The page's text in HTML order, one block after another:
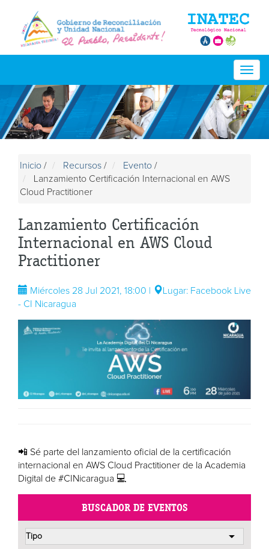
Inicio / Recursos / Evento /
Cloud Practitioner
Lanzamiento Certificación
Internacional en AWS Cloud
Practitioner
Lugar: Facebook Live
- CI Nicaragua
📲 Sé parte del lanzamiento oficial de la certificación
internacional en AWS Cloud Practitioner de la Academia
Digital de #CINicaragua 💻
BUSCADOR DE EVENTOS